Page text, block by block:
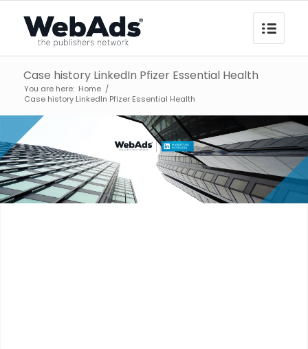
Case history LinkedIn Pfizer Essential Health
You are here: Home /
Case history LinkedIn Pfizer Essential Health